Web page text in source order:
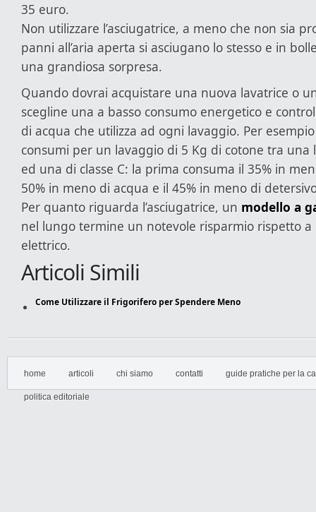
35 euro.
Non utilizzare l’asciugatrice, a meno che non sia
panni all’aria aperta si asciugano lo stesso e in
una grandiosa sorpresa.
Quando dovrai acquistare una nuova lavatrice o
scegline una a basso consumo energetico e
di acqua che utilizza ad ogni lavaggio. Per
consumi per un lavaggio di 5 Kg di cotone tra una
ed una di classe C: la prima consuma il 35% in
50% in meno di acqua e il 45% in meno di
Per quanto riguarda l’asciugatrice, un modello a
nel lungo termine un notevole risparmio rispetto
elettrico.
Articoli Simili
Come Utilizzare il Frigorifero per Spendere Meno
home articoli chi siamo contatti guide pratiche per la
politica editoriale